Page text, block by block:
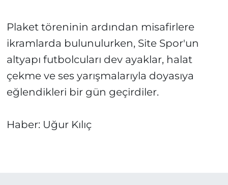
Plaket töreninin ardından misafirlere
ikramlarda bulunulurken, Site Spor'un
altyapı futbolcuları dev ayaklar, halat
çekme ve ses yarışmalarıyla doyasıya
eğlendikleri bir gün geçirdiler.
Haber: Uğur Kılıç